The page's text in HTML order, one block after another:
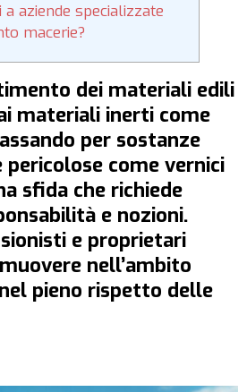
aziende specializzate
macerie?
dei materiali edili
materiali inerti come
per sostanze
come vernici
sfida che richiede
e nozioni.
e proprietari
nell’ambito
pieno rispetto delle